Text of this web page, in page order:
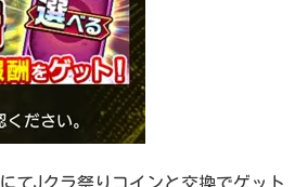
にてJクラ祭りコインと交換でゲット